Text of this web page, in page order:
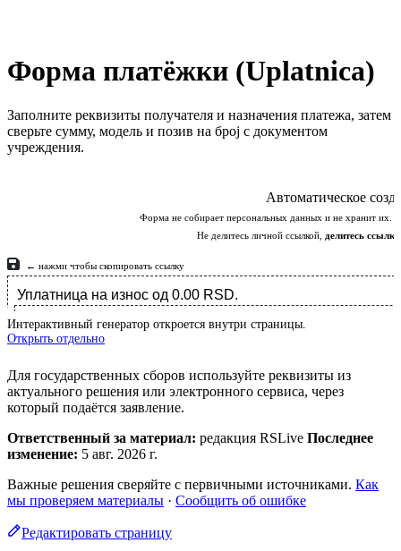
Форма платёжки (Uplatnica)
Заполните реквизиты получателя и назначения платежа, затем
сверьте сумму, модель и позив на број с документом
учреждения.
Интерактивный генератор откроется внутри страницы.
Открыть отдельно
Для государственных сборов используйте реквизиты из
актуального решения или электронного сервиса, через
который подаётся заявление.
Ответственный за материал: редакция RSLive Последнее
изменение: 5 авг. 2026 г.
Важные решения сверяйте с первичными источниками. Как
мы проверяем материалы · Сообщить об ошибке
Редактировать страницу